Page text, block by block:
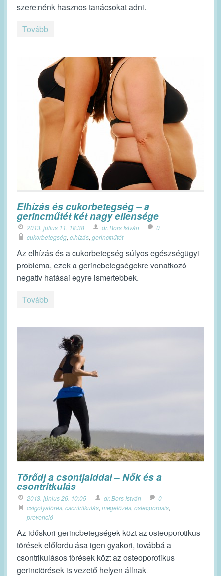
szeretnénk hasznos tanácsokat adni.
Tovább
Elhízás és cukorbetegség – a
gerincműtét két nagy ellensége
2013. július 11. 18:38 dr. Bors István
0
cukorbetegség, elhízás, gerincműtét
Az elhízás és a cukorbetegség súlyos egészségügyi
probléma, ezek a gerincbetegségekre vonatkozó
negatív hatásai egyre ismertebbek.
Tovább
Törődj a csontjaiddal – Nők és a
csontritkulás
2013. június 26. 10:05 dr. Bors István
0
csigolyatörés, csontritkulás, megelőzés, osteoporosis,
prevenció
Az időskori gerincbetegségek közt az osteoporotikus
törések előfordulása igen gyakori, továbbá a
csontrikulásos törések közt az osteoporotikus
gerinctörések is vezető helyen állnak.